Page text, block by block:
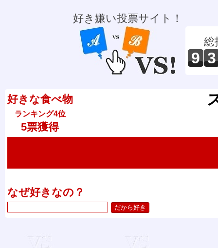
好き嫌い投票サイト！
総
9 3
好きな食べ物
ランキング4位
5票獲得
なぜ好きなの？